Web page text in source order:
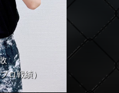
ロ戦績）